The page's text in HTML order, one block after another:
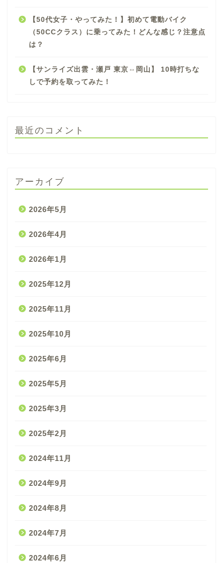
【50代女子・やってみた！】初めて電動バイク
（50CCクラス）に乗ってみた！どんな感じ？注意点
は？
【サンライズ出雲・瀬戸 東京⇔岡山】 10時打ちな
しで予約を取ってみた！
最近のコメント
アーカイブ
2026年5月
2026年4月
2026年1月
2025年12月
2025年11月
2025年10月
2025年6月
2025年5月
2025年3月
2025年2月
2024年11月
2024年9月
2024年8月
2024年7月
2024年6月